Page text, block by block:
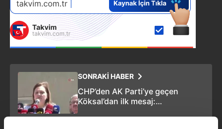
SONRAKİ HABER
CHP’den AK Parti’ye geçen
Köksal’dan ilk mesaj: